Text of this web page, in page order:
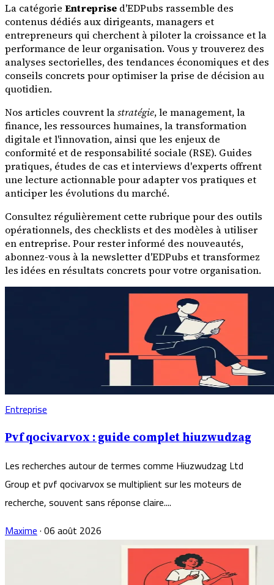
La catégorie Entreprise d'EDPubs rassemble des
contenus dédiés aux dirigeants, managers et
entrepreneurs qui cherchent à piloter la croissance et la
performance de leur organisation. Vous y trouverez des
analyses sectorielles, des tendances économiques et des
conseils concrets pour optimiser la prise de décision au
quotidien.
Nos articles couvrent lastratégie, le management, la
finance, les ressources humaines, la transformation
digitale et l'innovation, ainsi que les enjeux de
conformité et de responsabilité sociale (RSE). Guides
pratiques, études de cas et interviews d'experts offrent
une lecture actionnable pour adapter vos pratiques et
anticiper les évolutions du marché.
Consultez régulièrement cette rubrique pour des outils
opérationnels, des checklists et des modèles à utiliser
en entreprise. Pour rester informé des nouveautés,
abonnez-vous à la newsletter d'EDPubs et transformez
les idées en résultats concrets pour votre organisation.
Entreprise
Pvf qocivarvox : guide complet hiuzwudzag
Les recherches autour de termes comme Hiuzwudzag Ltd
Group et pvf qocivarvox se multiplient sur les moteurs de
recherche, souvent sans réponse claire....
Maxime·06 août 2026